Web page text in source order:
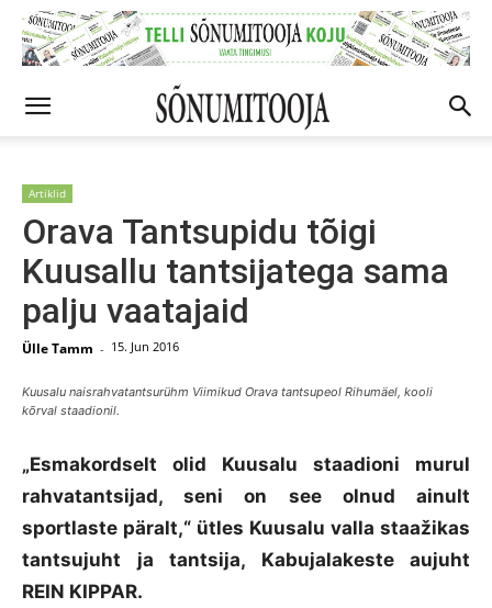
Artiklid
Orava Tantsupidu tõigi
Kuusallu tantsijatega sama
palju vaatajaid
Ülle Tamm - 15. Jun 2016
Kuusalu naisrahvatantsurühm Viimikud Orava tantsupeol Rihumäel, kooli
kõrval staadionil.
„Esmakordselt olid Kuusalu staadioni murul
rahvatantsijad, seni on see olnud ainult
sportlaste päralt,“ ütles Kuusalu valla staažikas
tantsujuht ja tantsija, Kabujalakeste aujuht
REIN KIPPAR.